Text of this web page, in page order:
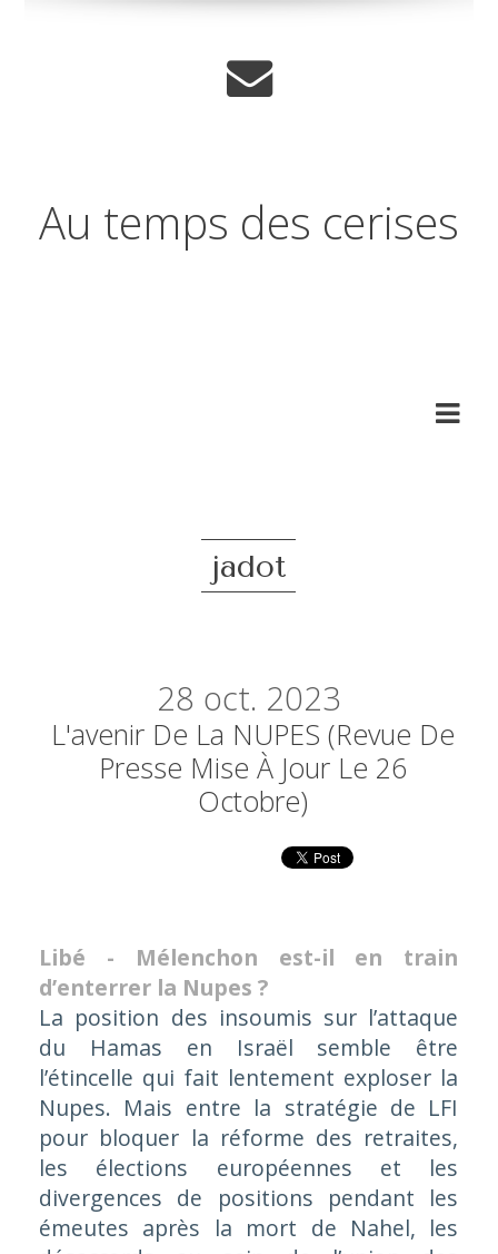
Au temps des cerises
jadot
28 oct. 2023
L'avenir De La NUPES (revue De
Presse Mise À Jour Le 26
Octobre)
Libé - Mélenchon est-il en train
d’enterrer la Nupes ?
La position des insoumis sur l’attaque
du Hamas en Israël semble être
l’étincelle qui fait lentement exploser la
Nupes. Mais entre la stratégie de LFI
pour bloquer la réforme des retraites,
les élections européennes et les
divergences de positions pendant les
émeutes après la mort de Nahel, les